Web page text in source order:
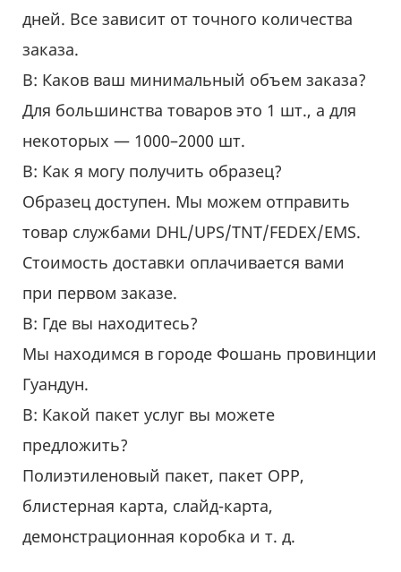
дней. Все зависит от точного количества
заказа.
В: Каков ваш минимальный объем заказа?
Для большинства товаров это 1 шт., а для
некоторых — 1000–2000 шт.
В: Как я могу получить образец?
Образец доступен. Мы можем отправить
товар службами DHL/UPS/TNT/FEDEX/EMS.
Стоимость доставки оплачивается вами
при первом заказе.
В: Где вы находитесь?
Мы находимся в городе Фошань провинции
Гуандун.
В: Какой пакет услуг вы можете
предложить?
Полиэтиленовый пакет, пакет OPP,
блистерная карта, слайд-карта,
демонстрационная коробка и т. д.